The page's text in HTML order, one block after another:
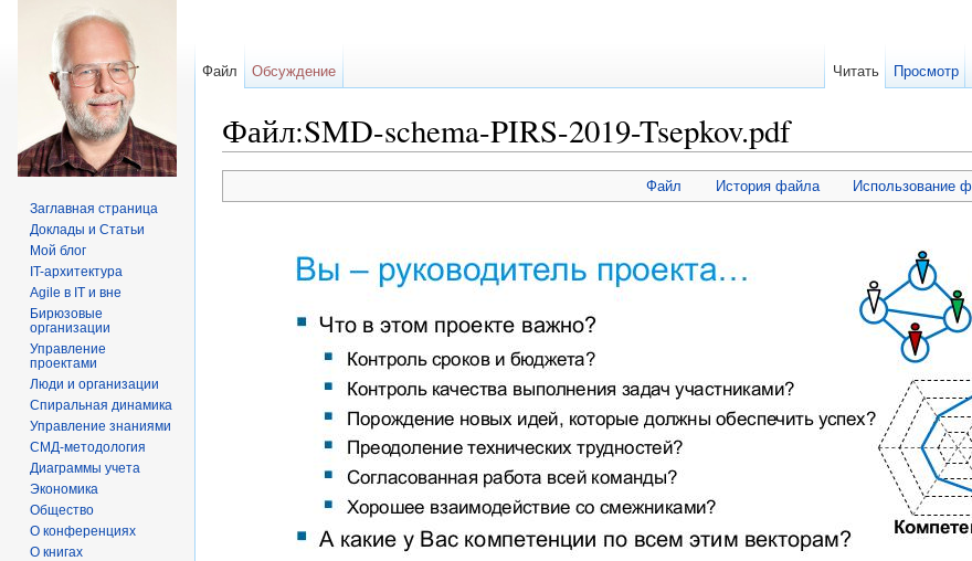
Файл:SMD-schema-PIRS-2019-Tsepkov.pdf
Файл История файла Использование
Файл Обсуждение Читать Просмотр
Заглавная страница
Доклады и Статьи
Мой блог
IT-архитектура
Agile в IT и вне
Бирюзовые
организации
Управление
проектами
Люди и организации
Спиральная динамика
Управление знаниями
СМД-методология
Диаграммы учета
Экономика
Общество
О конференциях
О книгах